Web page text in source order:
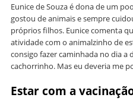
Eunice de Souza é dona de um
gostou de animais e sempre
próprios filhos. Eunice comenta
atividade com o animalzinho de
consigo fazer caminhada no dia a
cachorrinho. Mas eu deveria me
Estar com a